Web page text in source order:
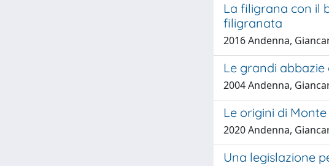
La filigrana con il
filigranata
2016 Andenna,
Le grandi
2004 Andenna,
Le origini di
2020 Andenna,
Una legislazione